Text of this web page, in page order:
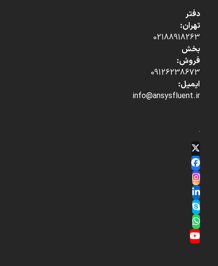
دفتر
تهران:
02188918263
بخش
فروش:
09126238673
ایمیل:
info@ansysfluent.ir
Twitter
(deprecated)
Facebook
Instagram
LinkedIn
Skype
Whatsapp
YouTube